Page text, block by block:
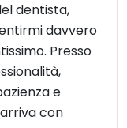
dentista,
davvero
Presso
e
con